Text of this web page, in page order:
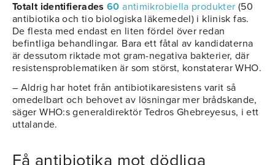
Totalt identifierades60 antimikrobiella produkter (50
antibiotika och tio biologiska läkemedel) i klinisk fas.
De flesta med endast en liten fördel över redan
befintliga behandlingar. Bara ett fåtal av kandidaterna
är dessutom riktade mot gram-negativa bakterier, där
resistensproblematiken är som störst, konstaterar WHO.
– Aldrig har hotet från antibiotikaresistens varit så
omedelbart och behovet av lösningar mer brådskande,
säger WHO:s generaldirektör Tedros Ghebreyesus, i ett
uttalande.
Få antibiotika mot dödliga